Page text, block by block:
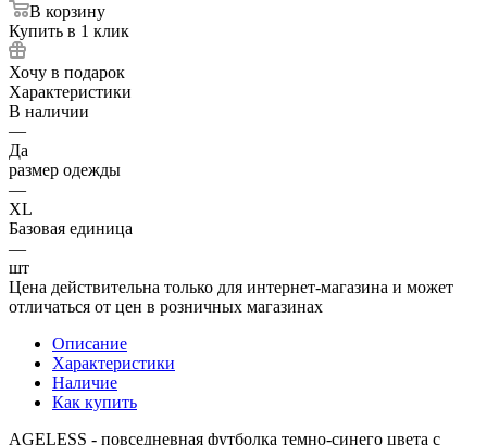
В корзину
Купить в 1 клик
Хочу в подарок
Характеристики
В наличии
—
Да
размер одежды
—
XL
Базовая единица
—
шт
Цена действительна только для интернет-магазина и может
отличаться от цен в розничных магазинах
Описание
Характеристики
Наличие
Как купить
AGELESS - повседневная футболка темно-синего цвета с